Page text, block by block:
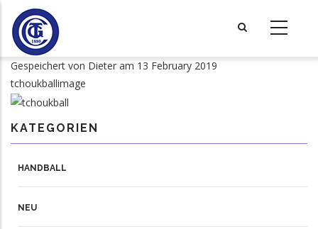
Direkt
zum
Inhalt
Gespeichert von Dieter am 13 February 2019
tchoukballimage
KATEGORIEN
HANDBALL
NEU